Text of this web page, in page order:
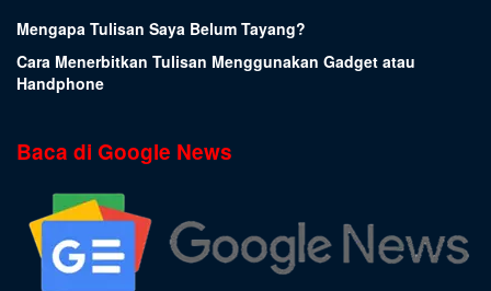
Mengapa Tulisan Saya Belum Tayang?
Cara Menerbitkan Tulisan Menggunakan Gadget atau
Handphone
Baca di Google News